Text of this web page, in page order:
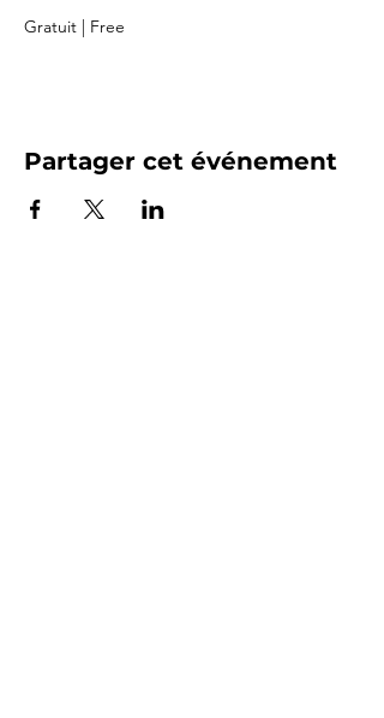
Gratuit | Free
Partager cet événement